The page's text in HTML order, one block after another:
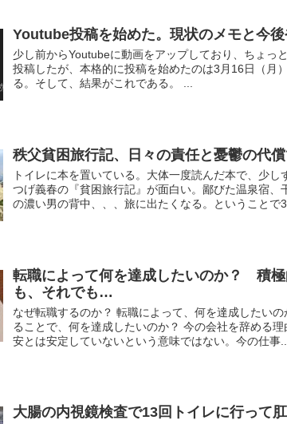
Youtube投稿を始めた。現状のメモと今後
少し前からYoutubeに動画をアップしており、ちょっ
投稿したが、本格的に投稿を始めたのは3月16日（月
る。そして、結果がこれである。 ...
秩父貧困旅行記、日々の責任と憂鬱の代
トイレに本を置いている。大体一度読んだ本で、少
つげ義春の『貧困旅行記』が面白い。鄙びた温泉宿
の濃い男の背中、、、旅に出たくなる。ということで
転職によって何を達成したいのか？ 積
も、それでも…
なぜ転職するのか？ 転職によって、何を達成したい
ることで、何を達成したいのか？ 今の会社を辞める
安とは安定していないという意味ではない。今の仕事...
大腸の内視鏡検査で13回トイレに行って